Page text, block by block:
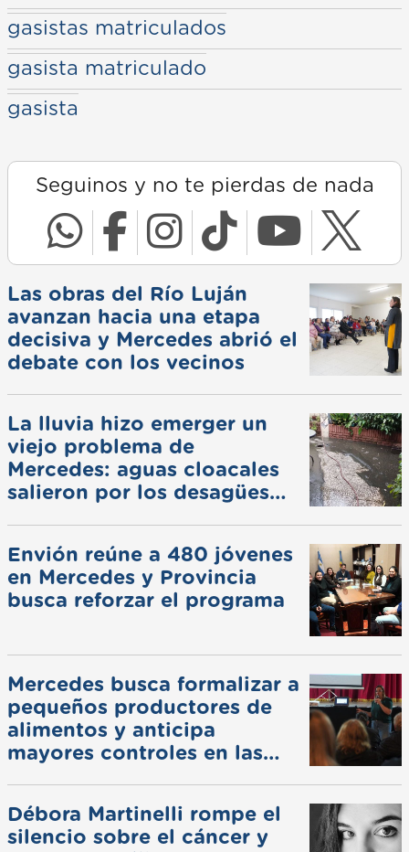
gasistas matriculados
gasista matriculado
gasista
Seguinos y no te pierdas de nada
Las obras del Río Luján
avanzan hacia una etapa
decisiva y Mercedes abrió el
debate con los vecinos
La lluvia hizo emerger un
viejo problema de
Mercedes: aguas cloacales
salieron por los desagües
Envión reúne a 480 jóvenes
en Mercedes y Provincia
busca reforzar el programa
Mercedes busca formalizar a
pequeños productores de
alimentos y anticipa
mayores controles en las
Débora Martinelli rompe el
silencio sobre el cáncer y